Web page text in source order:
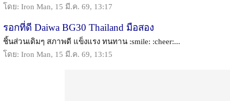
โดย: Iron Man, 15 มี.ค. 69, 13:17
รอกที่ดี Daiwa BG30 Thailand มือสอง
ชิ้นส่วนเดิมๆ สภาพดี แข็งแรง ทนทาน :smile: :cheer:...
โดย: Iron Man, 15 มี.ค. 69, 13:15